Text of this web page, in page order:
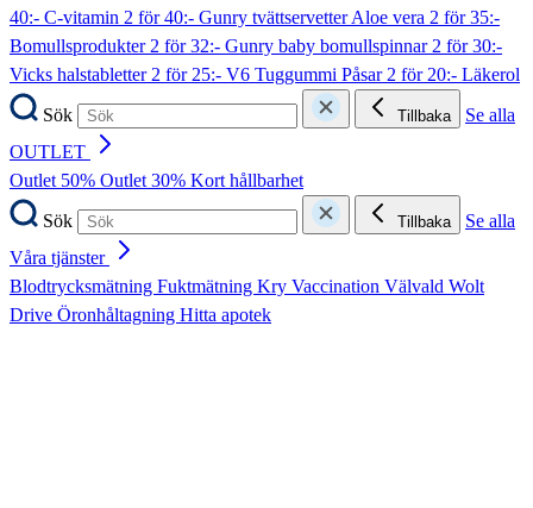
40:- C-vitamin 2 för 40:- Gunry tvättservetter Aloe vera 2 för 35:-
Bomullsprodukter2 för 32:- Gunry baby bomullspinnar2 för 30:-
Vicks halstabletter2 för 25:- V6 Tuggummi Påsar2 för 20:- Läkerol
Sök
Tillbaka
Se alla
OUTLET
Outlet 50% Outlet 30% Kort hållbarhet
Sök
Tillbaka
Se alla
Våra tjänster
Blodtrycksmätning Fuktmätning Kry Vaccination Välvald Wolt
Drive Öronhåltagning Hitta apotek